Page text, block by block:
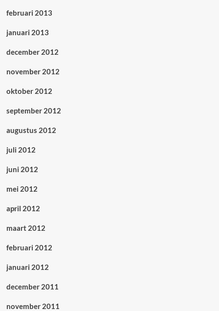
februari 2013
januari 2013
december 2012
november 2012
oktober 2012
september 2012
augustus 2012
juli 2012
juni 2012
mei 2012
april 2012
maart 2012
februari 2012
januari 2012
december 2011
november 2011